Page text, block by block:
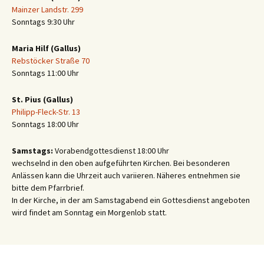
Mainzer Landstr. 299
Sonntags 9:30 Uhr
Maria Hilf (Gallus)
Rebstöcker Straße 70
Sonntags 11:00 Uhr
St. Pius (Gallus)
Philipp-Fleck-Str. 13
Sonntags 18:00 Uhr
Samstags: Vorabendgottesdienst 18:00 Uhr
wechselnd in den oben aufgeführten Kirchen. Bei besonderen
Anlässen kann die Uhrzeit auch variieren. Näheres entnehmen sie
bitte dem Pfarrbrief.
In der Kirche, in der am Samstagabend ein Gottesdienst angeboten
wird findet am Sonntag ein Morgenlob statt.